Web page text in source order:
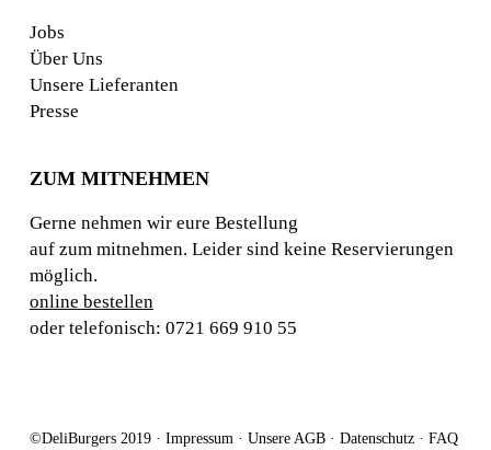
Jobs
Über Uns
Unsere Lieferanten
Presse
ZUM MITNEHMEN
Gerne nehmen wir eure Bestellung
auf zum mitnehmen. Leider sind keine Reservierungen
möglich.
online bestellen
oder telefonisch: 0721 669 910 55
©DeliBurgers 2019 · Impressum· Unsere AGB· Datenschutz· FAQ